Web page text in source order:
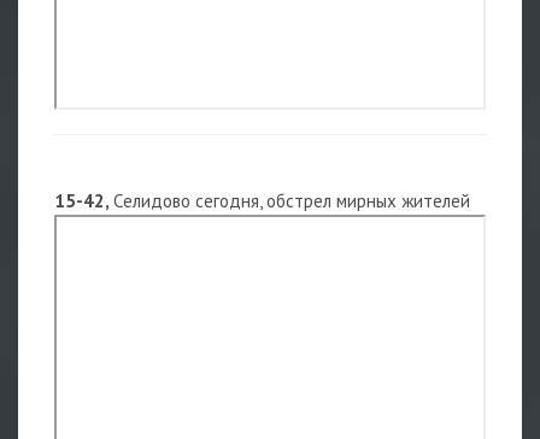
15-42, Селидово сегодня, обстрел мирных жителей